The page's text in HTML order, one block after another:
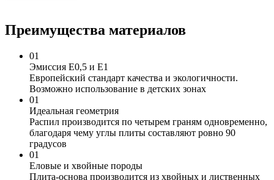
Преимущества материалов
01
Эмиссия Е0,5 и Е1
Европейский стандарт качества и экологичности.
Возможно использование в детских зонах
01
Идеальная геометрия
Распил производится по четырем граням одновременно,
благодаря чему углы плиты составляют ровно 90
градусов
01
Еловые и хвойные породы
Плита-основа производится из хвойных и лиственных